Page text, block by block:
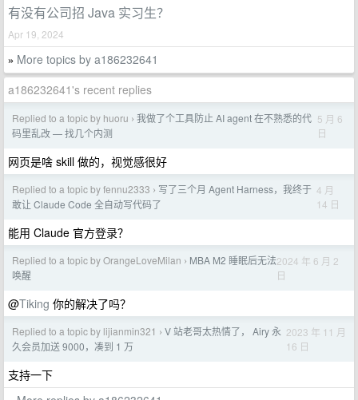
有没有公司招 Java 实习生？
Apr 19, 2024
» More topics by a186232641
a186232641's recent replies
Replied to a topic by huoru › 我做了个工具防止 AI agent 在不熟悉的代
码里乱改 — 找几个内测
5 月 6
日
网页是啥 skill 做的，视觉感很好
Replied to a topic by fennu2333 › 写了三个月 Agent Harness，我终于
敢让 Claude Code 全自动写代码了
4 月
14 日
能用 Claude 官方登录？
Replied to a topic by OrangeLoveMilan › MBA M2 睡眠后无法
唤醒
2024 年 6 月 2
日
@Tiking 你的解决了吗？
Replied to a topic by lijianmin321 › V 站老哥太热情了， Airy 永
久会员加送 9000，凑到 1 万
2023 年 11 月
16 日
支持一下